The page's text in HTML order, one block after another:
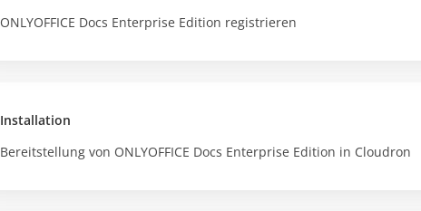
ONLYOFFICE Docs Enterprise Edition registrieren
Installation
Bereitstellung von ONLYOFFICE Docs Enterprise Edition in Cloudron